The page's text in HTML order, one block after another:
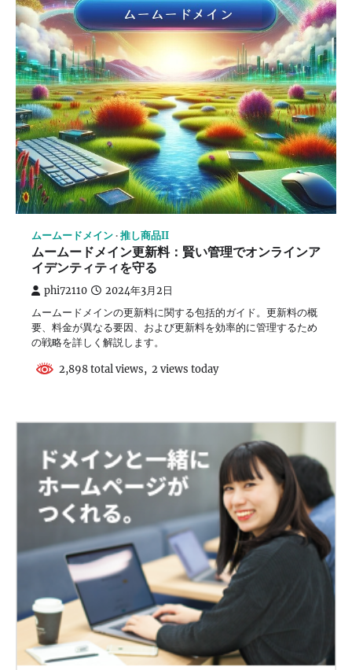
ムームードメイン 推し商品II
ムームードメイン更新料：賢い管理でオンラインア
イデンティティを守る
phi72110 2024年3月2日
ムームードメインの更新料に関する包括的ガイド。更新料の概
要、料金が異なる要因、および更新料を効率的に管理するため
の戦略を詳しく解説します。
2,898 total views, 2 views today